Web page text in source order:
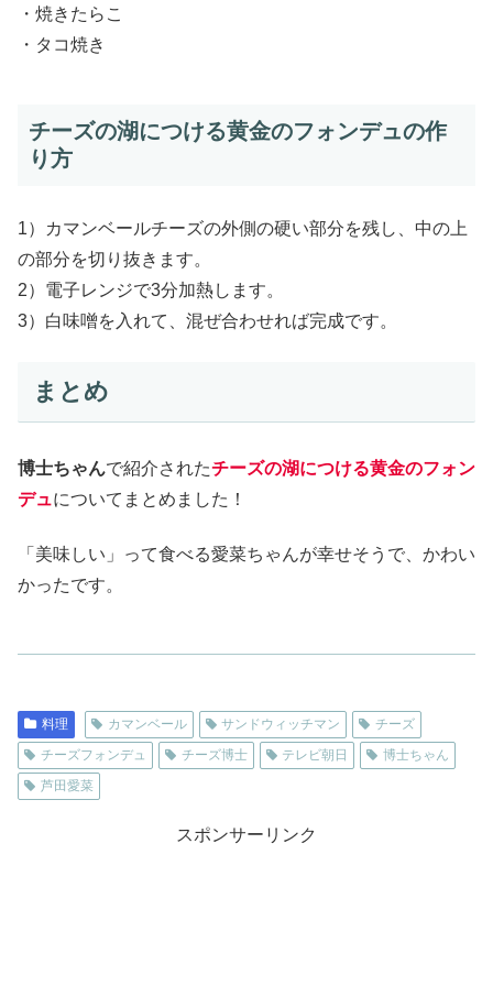
・焼きたらこ
・タコ焼き
チーズの湖につける黄金のフォンデュの作
り方
1）カマンベールチーズの外側の硬い部分を残し、中の上
の部分を切り抜きます。
2）電子レンジで3分加熱します。
3）白味噌を入れて、混ぜ合わせれば完成です。
まとめ
博士ちゃんで紹介されたチーズの湖につける黄金のフォン
デュについてまとめました！
「美味しい」って食べる愛菜ちゃんが幸せそうで、かわい
かったです。
料理 カマンベール サンドウィッチマン
チーズ
チーズフォンデュ
チーズ博士 テレビ朝日
博士ちゃん
芦田愛菜
スポンサーリンク